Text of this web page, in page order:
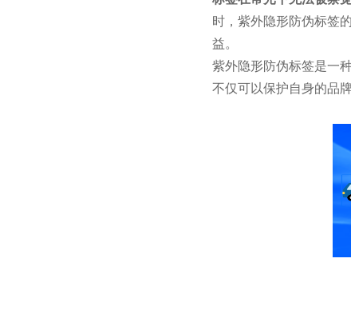
时，紫外隐形防伪标签
益。
紫外隐形防伪标签是一
不仅可以保护自身的品